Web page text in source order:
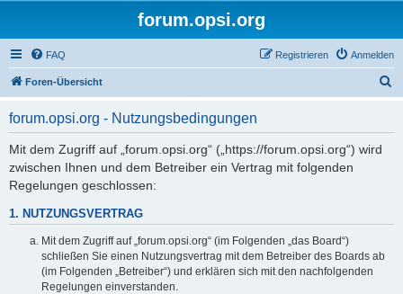
forum.opsi.org
FAQ Anmelden
Registrieren
Foren-Übersicht
forum.opsi.org - Nutzungsbedingungen
Mit dem Zugriff auf „forum.opsi.org“ („https://forum.opsi.org“) wird
zwischen Ihnen und dem Betreiber ein Vertrag mit folgenden
Regelungen geschlossen:
1. NUTZUNGSVERTRAG
Mit dem Zugriff auf „forum.opsi.org“ (im Folgenden „das Board“)
schließen Sie einen Nutzungsvertrag mit dem Betreiber des Boards ab
(im Folgenden „Betreiber“) und erklären sich mit den nachfolgenden
Regelungen einverstanden.